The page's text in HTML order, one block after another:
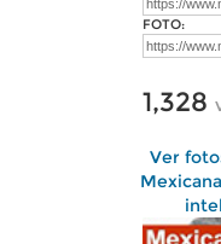
FOTO:
1,328
Ver